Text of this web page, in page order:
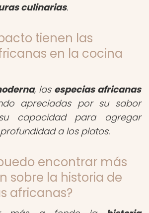
culinarias.
tienen las
en la cocina
, las especias africanas
apreciadas por su sabor
capacidad para agregar
a los platos.
encontrar más
sobre la historia de
africanas?